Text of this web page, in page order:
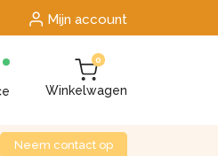
Mijn account
Winkelwagen
0
Neem contact op